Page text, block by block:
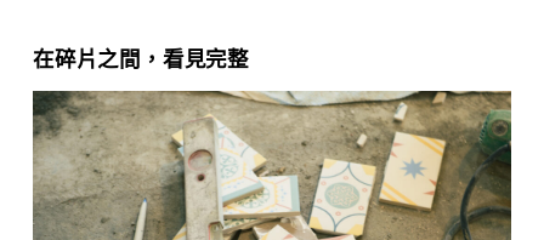
在碎片之間，看見完整